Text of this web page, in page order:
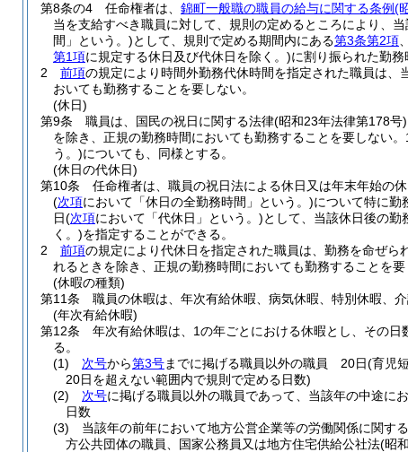
第8条の4
任命権者は、 錦町一般職の職員の給与に関する条例(
当を支給すべき職員に対して、規則の定めるところにより、
間」という。)として、規則で定める期間内にある第3条第2項
第1項に規定する休日及び代休日を除く。)に割り振られた勤務
2
前項の規定により時間外勤務代休時間を指定された職員は
おいても勤務することを要しない。
(休日)
第9条
職員は、国民の祝日に関する法律(昭和23年法律第178号)
を除き、正規の勤務時間においても勤務することを要しない。
う。)についても、同様とする。
(休日の代休日)
第10条
任命権者は、職員の祝日法による休日又は年末年始の休
(次項において「休日の全勤務時間」という。)について特に勤
日(次項において「代休日」という。)として、当該休日後の勤
く。)を指定することができる。
2
前項の規定により代休日を指定された職員は、勤務を命ぜ
れるときを除き、正規の勤務時間においても勤務することを要
(休暇の種類)
第11条
職員の休暇は、年次有給休暇、病気休暇、特別休暇、
(年次有給休暇)
第12条
年次有給休暇は、1の年ごとにおける休暇とし、その日
る。
(1)
次号から第3号までに掲げる職員以外の職員 20日(育児
20日を超えない範囲内で規則で定める日数)
(2)
次号に掲げる職員以外の職員であって、当該年の中途
日数
(3)
当該年の前年において地方公営企業等の労働関係に関す
方公共団体の職員、国家公務員又は地方住宅供給公社法(昭